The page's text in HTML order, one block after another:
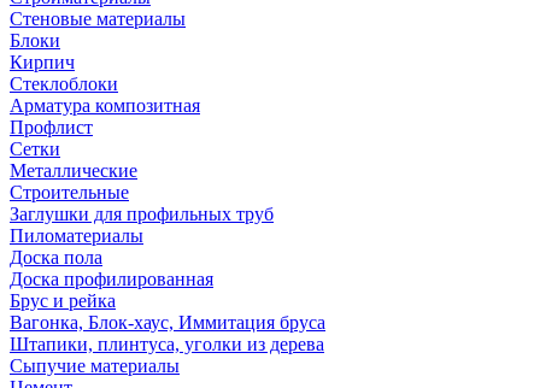
Стеновые материалы
Блоки
Кирпич
Стеклоблоки
Арматура композитная
Профлист
Сетки
Металлические
Строительные
Заглушки для профильных труб
Пиломатериалы
Доска пола
Доска профилированная
Брус и рейка
Вагонка, Блок-хаус, Иммитация бруса
Штапики, плинтуса, уголки из дерева
Сыпучие материалы